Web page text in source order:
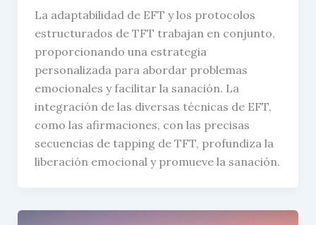
La adaptabilidad de EFT y los protocolos
estructurados de TFT trabajan en conjunto,
proporcionando una estrategia
personalizada para abordar problemas
emocionales y facilitar la sanación. La
integración de las diversas técnicas de EFT,
como las afirmaciones, con las precisas
secuencias de tapping de TFT, profundiza la
liberación emocional y promueve la sanación.